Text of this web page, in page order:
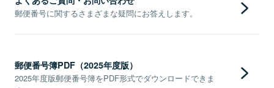
郵便番号に関するさまざまな疑問にお答えします。
郵便番号簿PDF（2025年度版）
2025年度版郵便番号簿をPDF形式でダウンロードできま